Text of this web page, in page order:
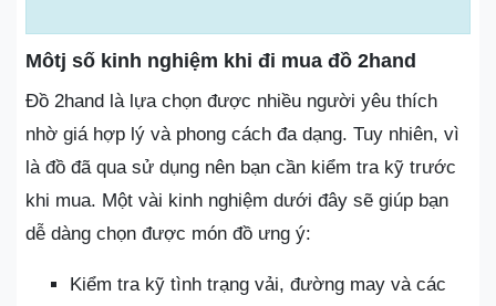
Môtj số kinh nghiệm khi đi mua đồ 2hand
Đồ 2hand là lựa chọn được nhiều người yêu thích
nhờ giá hợp lý và phong cách đa dạng. Tuy nhiên, vì
là đồ đã qua sử dụng nên bạn cần kiểm tra kỹ trước
khi mua. Một vài kinh nghiệm dưới đây sẽ giúp bạn
dễ dàng chọn được món đồ ưng ý:
Kiểm tra kỹ tình trạng vải, đường may và các